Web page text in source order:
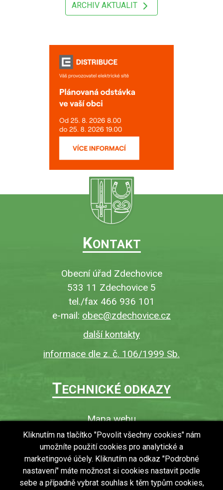
ARCHIV AKTUALIT
KONTAKT
Obecní úřad Zdechovice
533 11 Zdechovice 5
tel./fax 466 936 101
e-mail: obec@zdechovice.cz
další kontakty
informace dle z. č. 106/1999 Sb.
TECHNICKÉ ODKAZY
Mapa webu
O webu
Povinně zveřejňované informace
Ochrana osobních údajů (GDPR)
Vyhledávání
Kliknutím na tlačítko "Povolit všechny cookies" nám
umožníte použití cookies pro analytické a
marketingové účely. Kliknutím na odkaz "Podrobné
nastavení" máte možnost si cookies nastavit podle
sebe a případně vybrat souhlas k těm typům cookies,